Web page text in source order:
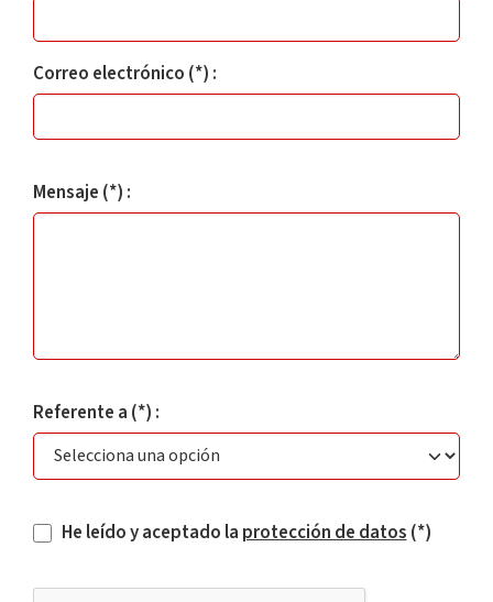
Correo electrónico (*) :
Mensaje (*) :
Referente a (*) :
He leído y aceptado la protección de datos(*)